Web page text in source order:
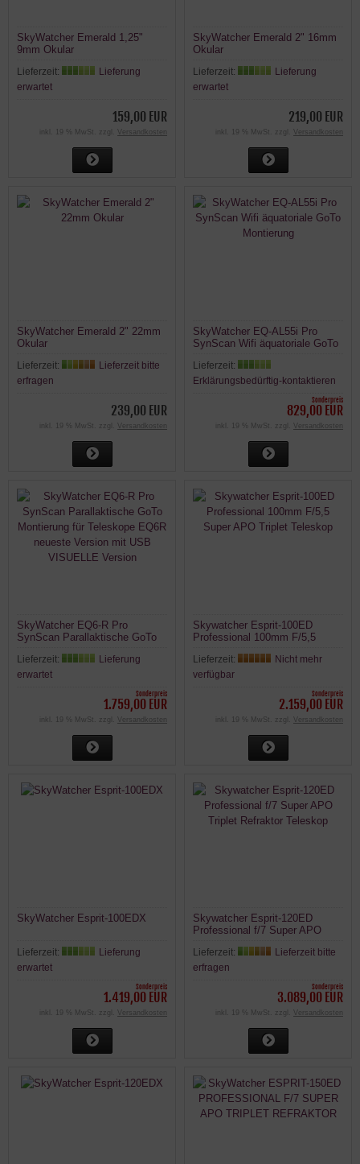
SkyWatcher Emerald 1,25"
9mm Okular
Lieferzeit:
Lieferung
erwartet
159,00 EUR
inkl. 19 % MwSt. zzgl. Versandkosten
SkyWatcher Emerald 2" 16mm
Okular
Lieferzeit:
Lieferung
erwartet
219,00 EUR
inkl. 19 % MwSt. zzgl. Versandkosten
SkyWatcher Emerald 2" 22mm
Okular
Lieferzeit:
Lieferzeit bitte
erfragen
239,00 EUR
inkl. 19 % MwSt. zzgl. Versandkosten
SkyWatcher EQ-AL55i Pro
SynScan Wifi äquatoriale GoTo
Lieferzeit:
Erklärungsbedürftig-kontaktieren
Sonderpreis
829,00 EUR
inkl. 19 % MwSt. zzgl. Versandkosten
SkyWatcher EQ6-R Pro
SynScan Parallaktische GoTo
neueste Version mit USB
VISUELLE Version
Lieferzeit:
Lieferung
erwartet
Sonderpreis
1.759,00 EUR
inkl. 19 % MwSt. zzgl. Versandkosten
Skywatcher Esprit-100ED
Professional 100mm F/5,5
Lieferzeit:
Nicht mehr
verfügbar
Sonderpreis
2.159,00 EUR
inkl. 19 % MwSt. zzgl. Versandkosten
SkyWatcher Esprit-100EDX
Lieferzeit:
Lieferung
erwartet
Sonderpreis
1.419,00 EUR
inkl. 19 % MwSt. zzgl. Versandkosten
Skywatcher Esprit-120ED
Professional f/7 Super APO
Lieferzeit:
Lieferzeit bitte
erfragen
Sonderpreis
3.089,00 EUR
inkl. 19 % MwSt. zzgl. Versandkosten